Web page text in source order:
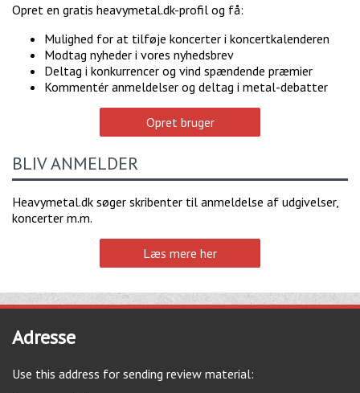
Opret en gratis heavymetal.dk-profil og få:
Mulighed for at tilføje koncerter i koncertkalenderen
Modtag nyheder i vores nyhedsbrev
Deltag i konkurrencer og vind spændende præmier
Kommentér anmeldelser og deltag i metal-debatter
Opret bruger
BLIV ANMELDER
Heavymetal.dk søger skribenter til anmeldelse af udgivelser,
koncerter m.m.
Læs mere her
Adresse
Use this address for sending review material: